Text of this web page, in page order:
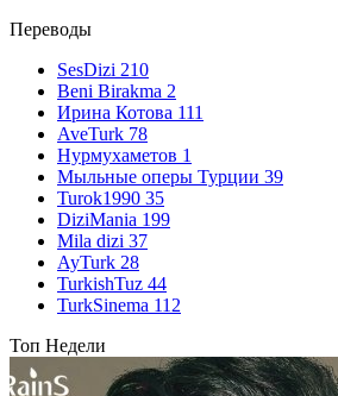
Переводы
SesDizi 210
Beni Birakma 2
Ирина Котова 111
AveTurk 78
Нурмухаметов 1
Мыльные оперы Турции 39
Turok1990 35
DiziMania 199
Mila dizi 37
AyTurk 28
TurkishTuz 44
TurkSinema 112
Топ Недели